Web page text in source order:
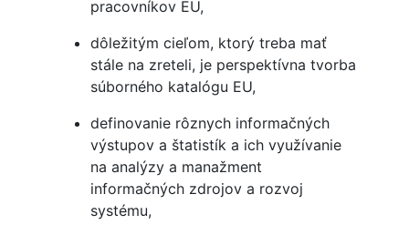
pracovníkov EU,
dôležitým cieľom, ktorý treba mať
stále na zreteli, je perspektívna tvorba
súborného katalógu EU,
definovanie rôznych informačných
výstupov a štatistík a ich využívanie
na analýzy a manažment
informačných zdrojov a rozvoj
systému,